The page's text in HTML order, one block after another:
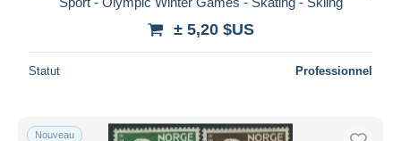
± 5,20 $US
Statut Professionnel
Nouveau